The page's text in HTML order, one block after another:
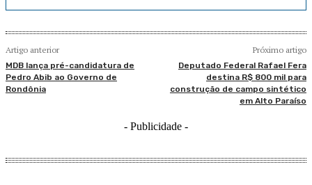
Artigo anterior
MDB lança pré-candidatura de
Pedro Abib ao Governo de
Rondônia
Próximo artigo
Deputado Federal Rafael Fera
destina R$ 800 mil para
construção de campo sintético
em Alto Paraíso
- Publicidade -